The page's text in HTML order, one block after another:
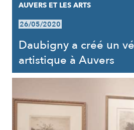
AUVERS ET LES ARTS
26/05/2020
Daubigny a créé un
artistique à Auvers